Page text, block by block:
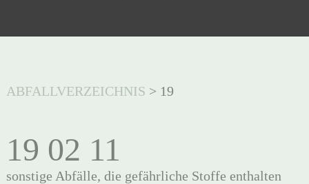
ABFALLVERZEICHNIS > 19
19 02 11
sonstige Abfälle, die gefährliche Stoffe enthalten